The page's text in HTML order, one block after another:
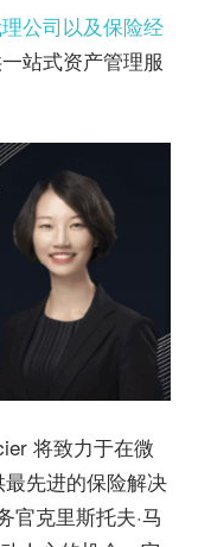
公司以及保险经
站式资产管理服
将致力于在微
先进的保险解决
官克里斯托夫·马